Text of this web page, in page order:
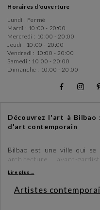
Horaires d'ouverture
Lundi : Fermé
Mardi : 10:00 - 20:00
Mercredi : 10:00 - 20:00
Jeudi : 10:00 - 20:00
Vendredi : 10:00 - 20:00
Samedi : 10:00 - 20:00
Dimanche : 10:00 - 20:00
Découvrez l'art à Bilbao
d'art contemporain
Bilbao est une ville qui
architecture avant-
contemporain ouvre ses
découvrir le pouls de la
Lire plus ...
Artistes